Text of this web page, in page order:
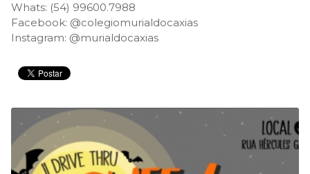
Whats: (54) 99600.7988
Facebook: @colegiomurialdocaxias
Instagram: @murialdocaxias